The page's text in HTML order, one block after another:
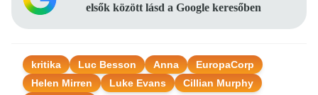
elsők között lásd a Google keresőben
kritika Luc Besson Anna
EuropaCorp
Helen Mirren
Luke Evans
Cillian Murphy